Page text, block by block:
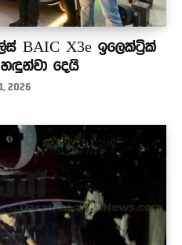
BAIC X3e ඉලෙක්ට්‍රික්
දෙයි
2026